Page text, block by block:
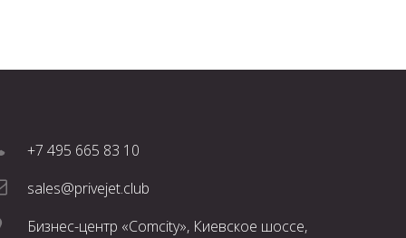
+7 495 665 83 10
sales@privejet.club
Бизнес-центр «Comcity», Киевское шоссе,